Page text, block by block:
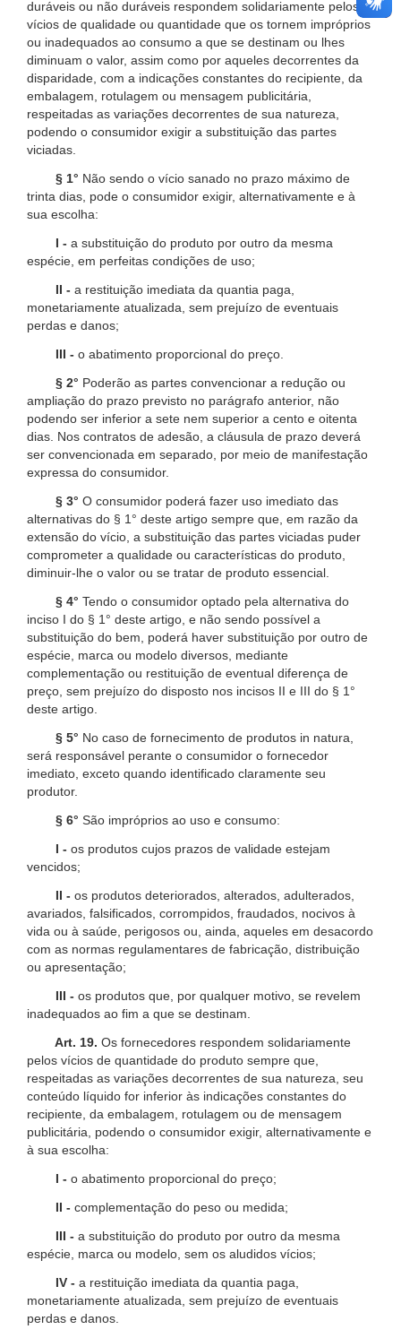
duráveis ou não duráveis respondem solidariamente pelos
vícios de qualidade ou quantidade que os tornem impróprios
ou inadequados ao consumo a que se destinam ou lhes
diminuam o valor, assim como por aqueles decorrentes da
disparidade, com a indicações constantes do recipiente, da
embalagem, rotulagem ou mensagem publicitária,
respeitadas as variações decorrentes de sua natureza,
podendo o consumidor exigir a substituição das partes
viciadas.
§ 1° Não sendo o vício sanado no prazo máximo de
trinta dias, pode o consumidor exigir, alternativamente e à
sua escolha:
I - a substituição do produto por outro da mesma
espécie, em perfeitas condições de uso;
II - a restituição imediata da quantia paga,
monetariamente atualizada, sem prejuízo de eventuais
perdas e danos;
III - o abatimento proporcional do preço.
§ 2° Poderão as partes convencionar a redução ou
ampliação do prazo previsto no parágrafo anterior, não
podendo ser inferior a sete nem superior a cento e oitenta
dias. Nos contratos de adesão, a cláusula de prazo deverá
ser convencionada em separado, por meio de manifestação
expressa do consumidor.
§ 3° O consumidor poderá fazer uso imediato das
alternativas do § 1° deste artigo sempre que, em razão da
extensão do vício, a substituição das partes viciadas puder
comprometer a qualidade ou características do produto,
diminuir-lhe o valor ou se tratar de produto essencial.
§ 4° Tendo o consumidor optado pela alternativa do
inciso I do § 1° deste artigo, e não sendo possível a
substituição do bem, poderá haver substituição por outro de
espécie, marca ou modelo diversos, mediante
complementação ou restituição de eventual diferença de
preço, sem prejuízo do disposto nos incisos II e III do § 1°
deste artigo.
§ 5° No caso de fornecimento de produtos in natura,
será responsável perante o consumidor o fornecedor
imediato, exceto quando identificado claramente seu
produtor.
§ 6° São impróprios ao uso e consumo:
I - os produtos cujos prazos de validade estejam
vencidos;
II - os produtos deteriorados, alterados, adulterados,
avariados, falsificados, corrompidos, fraudados, nocivos à
vida ou à saúde, perigosos ou, ainda, aqueles em desacordo
com as normas regulamentares de fabricação, distribuição
ou apresentação;
III - os produtos que, por qualquer motivo, se revelem
inadequados ao fim a que se destinam.
Art. 19. Os fornecedores respondem solidariamente
pelos vícios de quantidade do produto sempre que,
respeitadas as variações decorrentes de sua natureza, seu
conteúdo líquido for inferior às indicações constantes do
recipiente, da embalagem, rotulagem ou de mensagem
publicitária, podendo o consumidor exigir, alternativamente e
à sua escolha:
I - o abatimento proporcional do preço;
II - complementação do peso ou medida;
III - a substituição do produto por outro da mesma
espécie, marca ou modelo, sem os aludidos vícios;
IV - a restituição imediata da quantia paga,
monetariamente atualizada, sem prejuízo de eventuais
perdas e danos.